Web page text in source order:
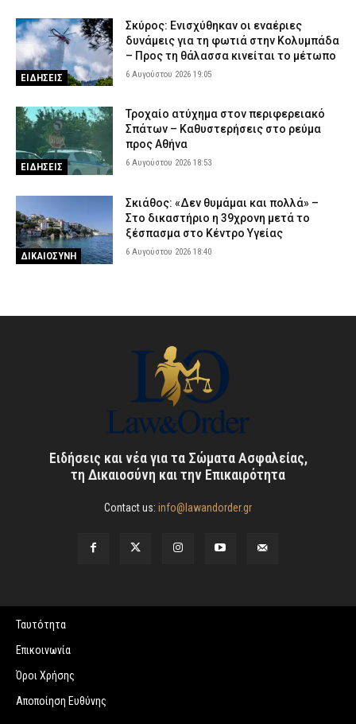
ΕΙΔΗΣΕΙΣ
Σκύρος: Ενισχύθηκαν οι εναέριες
δυνάμεις για τη φωτιά στην Κολυμπάδα
– Προς τη θάλασσα κινείται το μέτωπο
6 Αυγούστου 2026 19:05
ΕΙΔΗΣΕΙΣ
Τροχαίο ατύχημα στον περιφερειακό
Σπάτων – Καθυστερήσεις στο ρεύμα
προς Αθήνα
6 Αυγούστου 2026 18:53
ΔΙΚΑΙΟΣΥΝΗ
Σκιάθος: «Δεν θυμάμαι και πολλά» –
Στο δικαστήριο η 39χρονη μετά το
ξέσπασμα στο Κέντρο Υγείας
6 Αυγούστου 2026 18:40
Ειδήσεις και νέα για τα Σώματα Ασφαλείας,
τη Δικαιοσύνη και την Επικαιρότητα
Contact us: info@lawandorder.gr
Ταυτότητα
Επικοινωνία
Όροι Χρήσης
Αποποίηση Ευθύνης